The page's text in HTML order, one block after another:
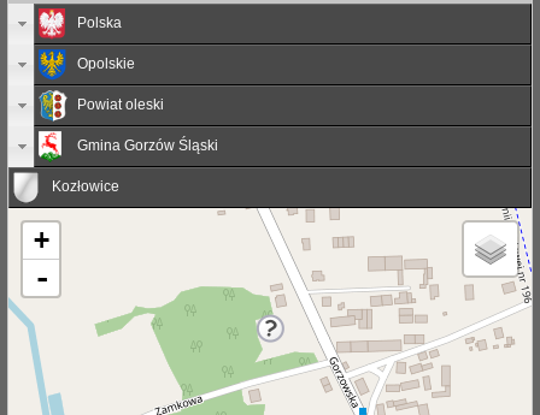
Polska
Opolskie
Powiat oleski
Gmina Gorzów Śląski
Kozłowice
+
-